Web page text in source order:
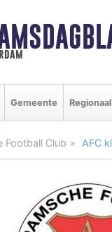
Gemeente Regionaal
Football Club AFC